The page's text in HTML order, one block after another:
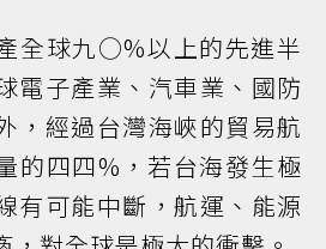
全球九○%以上的先進半
電子產業、汽車業、國防
，經過台灣海峽的貿易航
的四四%，若台海發生極
有可能中斷，航運、能源